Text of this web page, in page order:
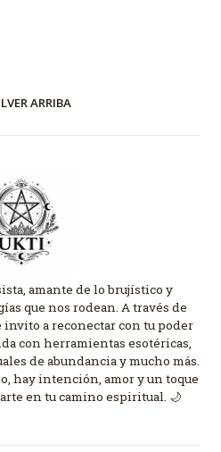
ARRIBA
amante de lo brujístico y
que nos rodean. A través de
a reconectar con tu poder
con herramientas esotéricas,
de abundancia y mucho más.
hay intención, amor y un toque
en tu camino espiritual. 🌙